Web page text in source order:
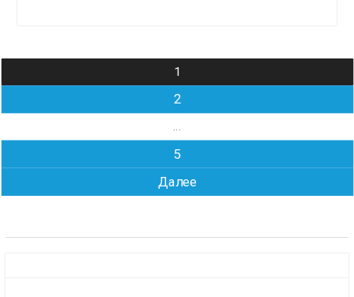
Навигация
по
записям
1
2
5
Далее